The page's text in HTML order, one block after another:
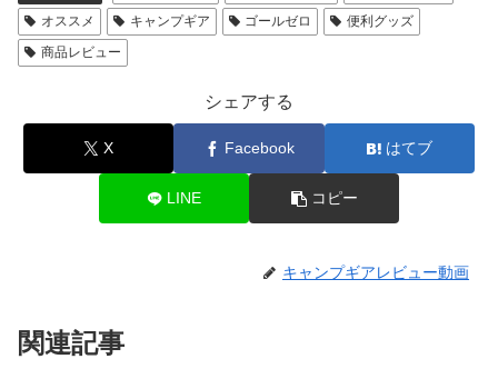
オススメ
キャンプギア ゴールゼロ
便利グッズ
商品レビュー
シェアする
X Facebook はてブ
LINE コピー
キャンプギアレビュー動画
関連記事